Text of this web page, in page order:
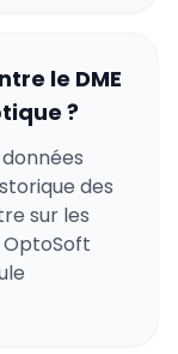
le DME
?
des
sur les